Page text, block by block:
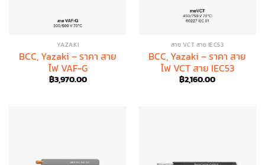
YAZAKI
BCC, Yazaki – ราคา สาย
ไฟ VAF-G
฿3,970.00
สาย VCT สาย IEC53
BCC, Yazaki – ราคา สาย
ไฟ VCT สาย IEC53
฿2,160.00